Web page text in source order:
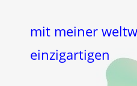
mit meiner
einzigartigen